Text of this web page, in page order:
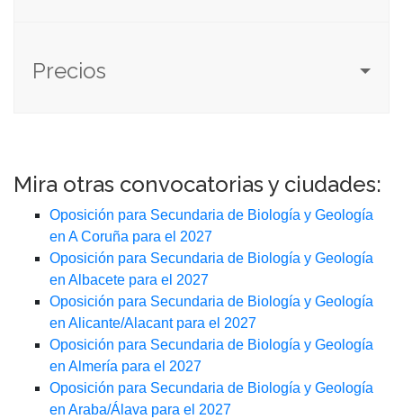
Precios
Mira otras convocatorias y ciudades:
Oposición para Secundaria de Biología y Geología
en A Coruña para el 2027
Oposición para Secundaria de Biología y Geología
en Albacete para el 2027
Oposición para Secundaria de Biología y Geología
en Alicante/Alacant para el 2027
Oposición para Secundaria de Biología y Geología
en Almería para el 2027
Oposición para Secundaria de Biología y Geología
en Araba/Álava para el 2027